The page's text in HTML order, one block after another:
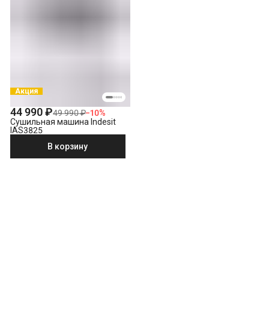
Акция
44 990 ₽49 990 ₽−10%
Сушильная машина Indesit
IAS3825
В корзину